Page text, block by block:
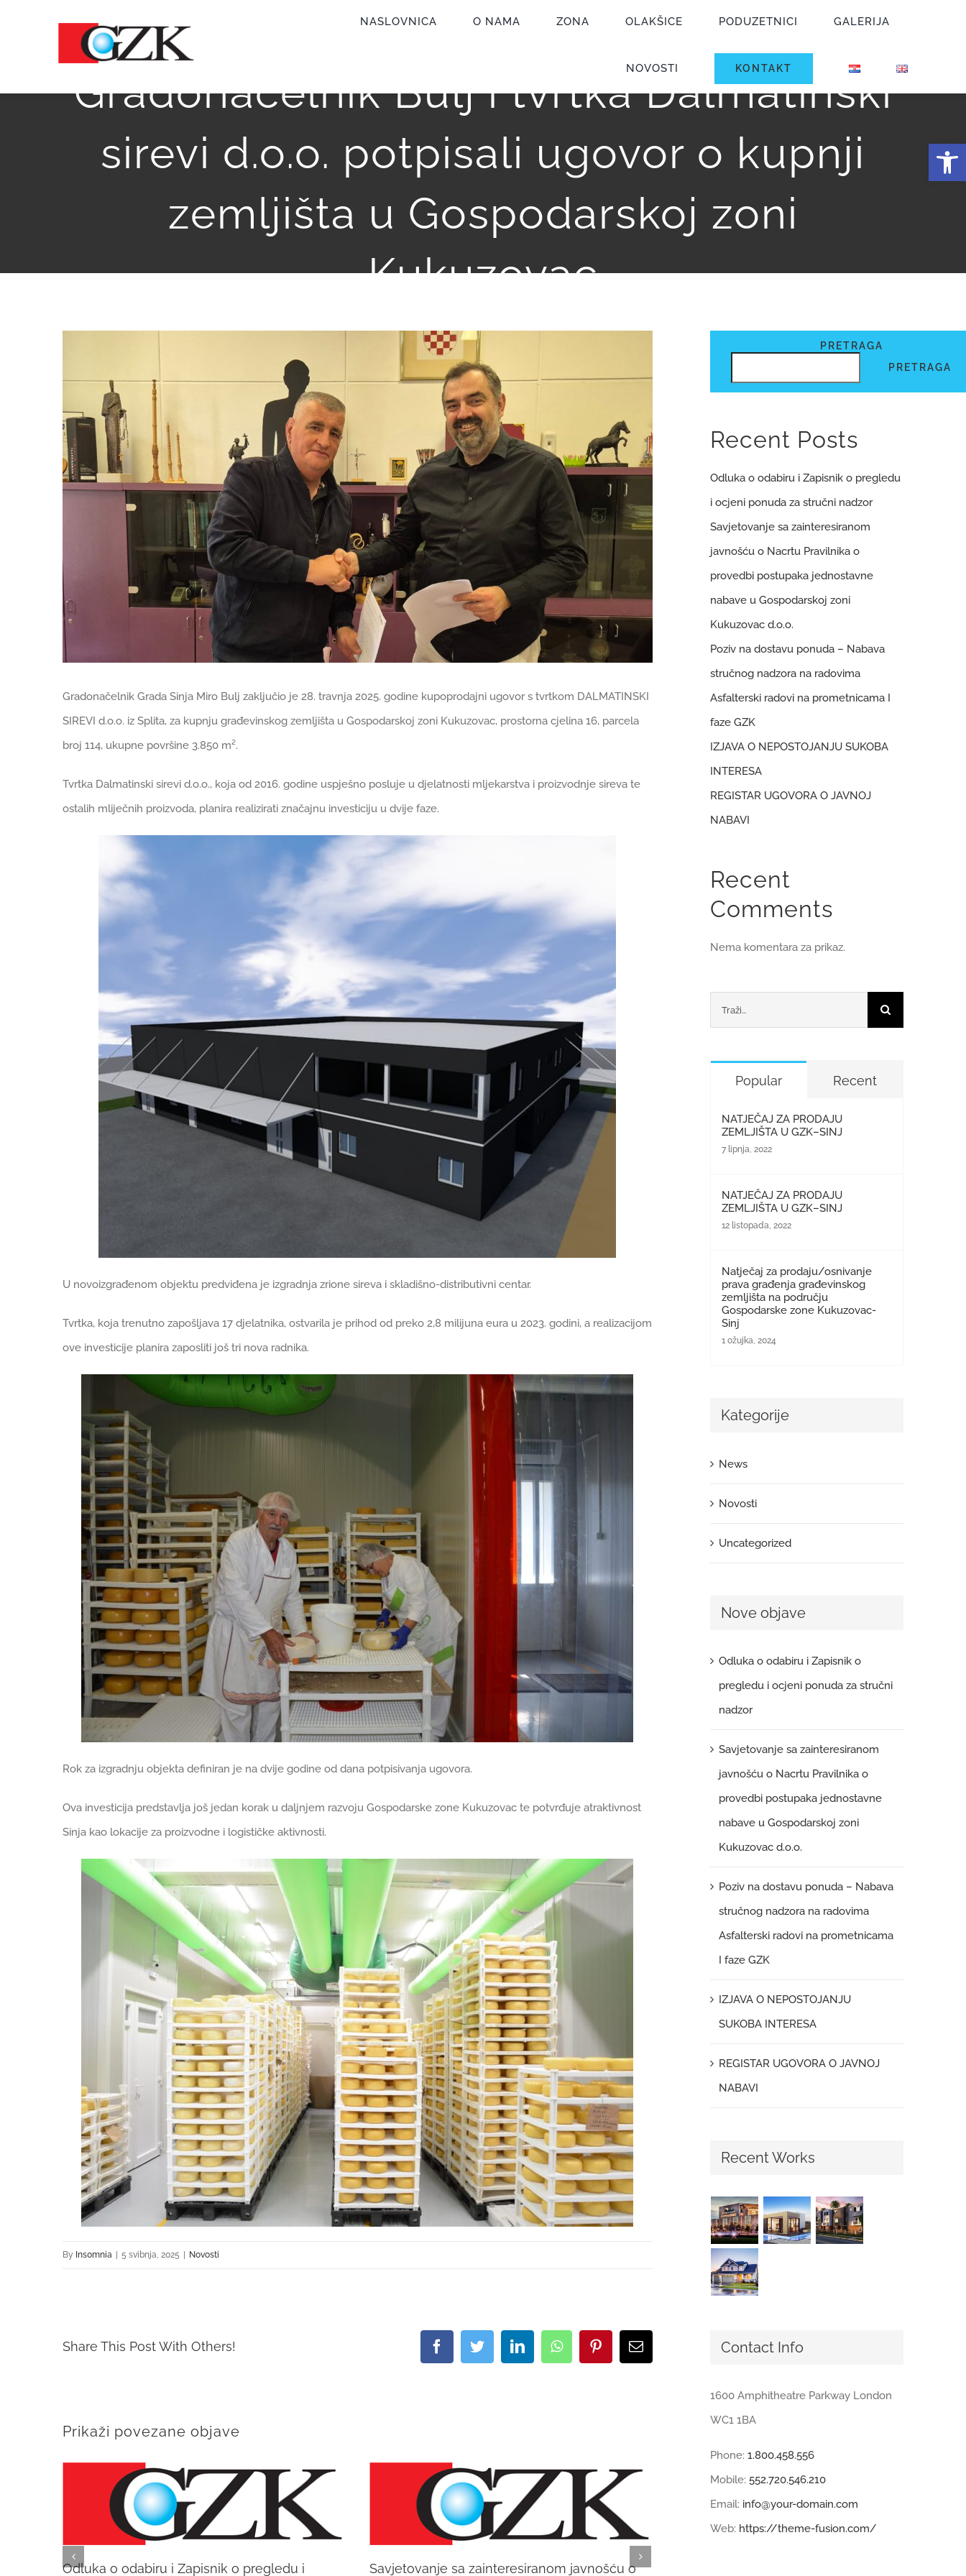
NASLOVNICA O NAMA ZONA OLAKŠICE PODUZETNICI GALERIJA
NOVOSTI KONTAKT
Gradonačelnik Bulj i tvrtka Dalmatinski
sirevi d.o.o. potpisali ugovor o kupnji
zemljišta u Gospodarskoj zoni
Kukuzovac
Gradonačelnik Grada Sinja Miro Bulj zaključio je 28. travnja 2025. godine kupoprodajni ugovor s tvrtkom DALMATINSKI
SIREVI d.o.o. iz Splita, za kupnju građevinskog zemljišta u Gospodarskoj zoni Kukuzovac, prostorna cjelina 16, parcela
broj 114, ukupne površine 3.850 m².
Tvrtka Dalmatinski sirevi d.o.o., koja od 2016. godine uspješno posluje u djelatnosti mljekarstva i proizvodnje sireva te
ostalih mliječnih proizvoda, planira realizirati značajnu investiciju u dvije faze.
U novoizgrađenom objektu predviđena je izgradnja zrione sireva i skladišno-distributivni centar.
Tvrtka, koja trenutno zapošljava 17 djelatnika, ostvarila je prihod od preko 2,8 milijuna eura u 2023. godini, a realizacijom
ove investicije planira zaposliti još tri nova radnika.
Rok za izgradnju objekta definiran je na dvije godine od dana potpisivanja ugovora.
Ova investicija predstavlja još jedan korak u daljnjem razvoju Gospodarske zone Kukuzovac te potvrđuje atraktivnost
Sinja kao lokacije za proizvodne i logističke aktivnosti.
By Ins0mnia | 5 svibnja, 2025 | Novosti
Share This Post With Others! FacebookTwitterLinkedInWhatsAppPinterestEmail:
Prikaži povezane objave
Odluka o odabiru i Zapisnik o pregledu i Savjetovanje sa zainteresiranom javnošću o
PRETRAGA
PRETRAGA
Recent Posts
Odluka o odabiru i Zapisnik o pregledu
i ocjeni ponuda za stručni nadzor
Savjetovanje sa zainteresiranom
javnošću o Nacrtu Pravilnika o
provedbi postupaka jednostavne
nabave u Gospodarskoj zoni
Kukuzovac d.o.o.
Poziv na dostavu ponuda – Nabava
stručnog nadzora na radovima
Asfalterski radovi na prometnicama I
faze GZK
IZJAVA O NEPOSTOJANJU SUKOBA
INTERESA
REGISTAR UGOVORA O JAVNOJ
NABAVI
Recent
Comments
Nema komentara za prikaz.
Traži...
Popular Recent
NATJEČAJ ZA PRODAJU
ZEMLJIŠTA U GZK–SINJ
7 lipnja, 2022
NATJEČAJ ZA PRODAJU
ZEMLJIŠTA U GZK–SINJ
12 listopada, 2022
Natječaj za prodaju/osnivanje
prava građenja građevinskog
zemljišta na području
Gospodarske zone Kukuzovac-
Sinj
1 ožujka, 2024
Kategorije
News
Novosti
Uncategorized
Nove objave
Odluka o odabiru i Zapisnik o
pregledu i ocjeni ponuda za stručni
nadzor
Savjetovanje sa zainteresiranom
javnošću o Nacrtu Pravilnika o
provedbi postupaka jednostavne
nabave u Gospodarskoj zoni
Kukuzovac d.o.o.
Poziv na dostavu ponuda – Nabava
stručnog nadzora na radovima
Asfalterski radovi na prometnicama
I faze GZK
IZJAVA O NEPOSTOJANJU
SUKOBA INTERESA
REGISTAR UGOVORA O JAVNOJ
NABAVI
Recent Works
Contact Info
1600 Amphitheatre Parkway London
WC1 1BA
Phone: 1.800.458.556
Mobile: 552.720.546.210
Email: info@your-domain.com
Web: https://theme-fusion.com/